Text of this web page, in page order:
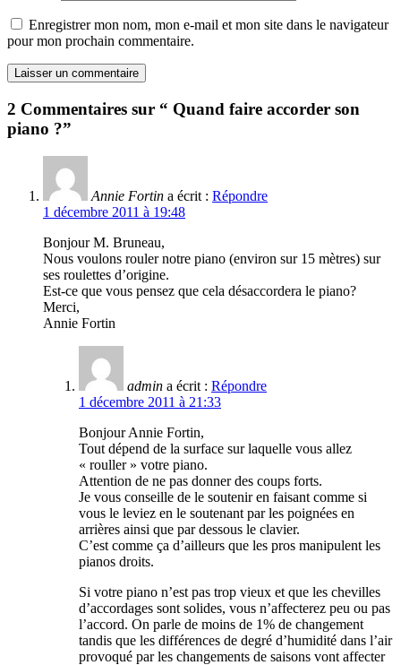
Enregistrer mon nom, mon e-mail et mon site dans le navigateur
pour mon prochain commentaire.
2 Commentaires sur “ Quand faire accorder son
piano ?”
Annie Fortin a écrit : Répondre
1 décembre 2011 à 19:48
Bonjour M. Bruneau,
Nous voulons rouler notre piano (environ sur 15 mètres) sur
ses roulettes d’origine.
Est-ce que vous pensez que cela désaccordera le piano?
Merci,
Annie Fortin
admin a écrit : Répondre
1 décembre 2011 à 21:33
Bonjour Annie Fortin,
Tout dépend de la surface sur laquelle vous allez
« rouller » votre piano.
Attention de ne pas donner des coups forts.
Je vous conseille de le soutenir en faisant comme si
vous le leviez en le soutenant par les poignées en
arrières ainsi que par dessous le clavier.
C’est comme ça d’ailleurs que les pros manipulent les
pianos droits.
Si votre piano n’est pas trop vieux et que les chevilles
d’accordages sont solides, vous n’affecterez peu ou pas
l’accord. On parle de moins de 1% de changement
tandis que les différences de degré d’humidité dans l’air
provoqué par les changements de saisons vont affecter